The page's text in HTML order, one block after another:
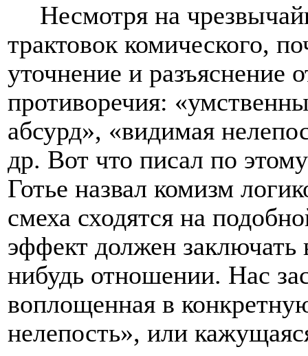
Несмотря на
трактовок комического,
уточнение и разъяснение
противоречия: «
абсурд», «видимая
др. Вот что писал по
Готье назвал комизм
смеха сходятся на
эффект должен заключать
нибудь отношении. Нас
воплощенная в
нелепость», или